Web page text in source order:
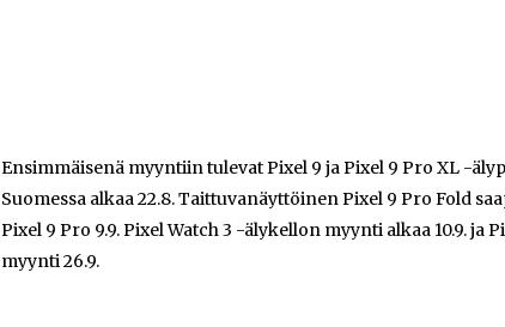
Ensimmäisenä myyntiin tulevat Pixel 9 ja Pixel 9 Pro XL -
Suomessa alkaa 22.8. Taittuvanäyttöinen Pixel 9 Pro Fold
Pixel 9 Pro 9.9. Pixel Watch 3 -älykellon myynti alkaa 10.9. ja
myynti 26.9.